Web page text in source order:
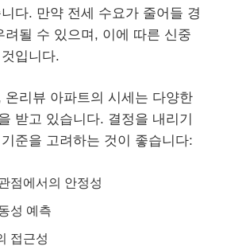
다. 만약 전세 수요가 줄어들 경
려될 수 있으며, 이에 따른 신중
입니다.
온리뷰 아파트의 시세는 다양한
받고 있습니다. 결정을 내리기
준을 고려하는 것이 좋습니다:
점에서의 안정성
성 예측
접근성